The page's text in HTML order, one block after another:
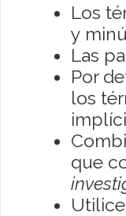
Los
y
Las
Por
los
que